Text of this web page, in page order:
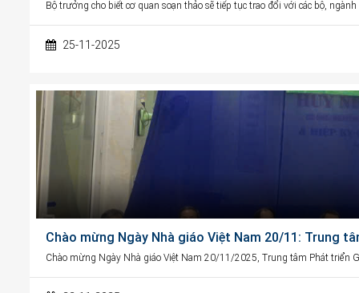
Bộ trưởng cho biết cơ quan soạn thảo sẽ tiếp tục trao đổi với các bộ,
25-11-2025
Chào mừng Ngày Nhà giáo Việt Nam 20/11: Trung
Chào mừng Ngày Nhà giáo Việt Nam 20/11/2025, Trung tâm Phát triển